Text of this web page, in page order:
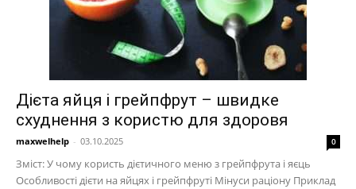
Дієта яйця і грейпфрут – швидке
схуднення з користю для здоровя
maxwelhelp - 03.10.2025 0
Зміст: У чому користь дієтичного меню з грейпфрута і яєць
Особливості дієти на яйцях і грейпфруті Мінуси раціону Приклад